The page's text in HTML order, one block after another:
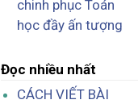
chinh phục Toán
học đầy ấn tượng
Đọc nhiều nhất
CÁCH VIẾT BÀI